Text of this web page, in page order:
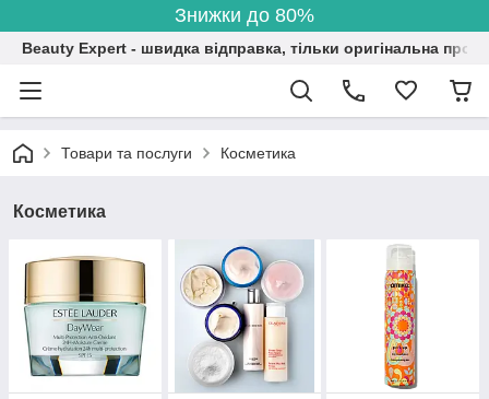
Знижки до 80%
Beauty Expert - швидка відправка, тільки оригінальна
Товари та послуги Косметика
Косметика